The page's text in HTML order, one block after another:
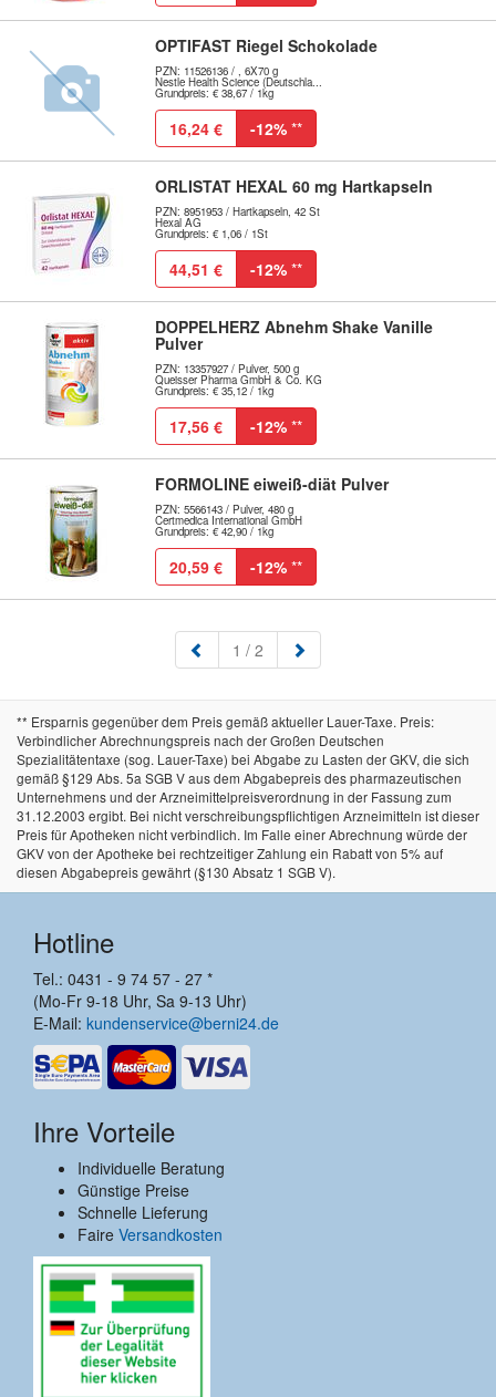
OPTIFAST Riegel Schokolade
PZN: 11526136 / , 6X70 g
Nestle Health Science (Deutschla...
Grundpreis: € 38,67 / 1kg
16,24 € -12% **
ORLISTAT HEXAL 60 mg Hartkapseln
PZN: 8951953 / Hartkapseln, 42 St
Hexal AG
Grundpreis: € 1,06 / 1St
44,51 € -12% **
DOPPELHERZ Abnehm Shake Vanille
Pulver
PZN: 13357927 / Pulver, 500 g
Queisser Pharma GmbH & Co. KG
Grundpreis: € 35,12 / 1kg
17,56 € -12% **
FORMOLINE eiweiß-diät Pulver
PZN: 5566143 / Pulver, 480 g
Certmedica International GmbH
Grundpreis: € 42,90 / 1kg
20,59 € -12% **
1 (aktuell)
/ 2
** Ersparnis gegenüber dem Preis gemäß aktueller Lauer-Taxe. Preis:
Verbindlicher Abrechnungspreis nach der Großen Deutschen
Spezialitätentaxe (sog. Lauer-Taxe) bei Abgabe zu Lasten der GKV, die sich
gemäß §129 Abs. 5a SGB V aus dem Abgabepreis des pharmazeutischen
Unternehmens und der Arzneimittelpreisverordnung in der Fassung zum
31.12.2003 ergibt. Bei nicht verschreibungspflichtigen Arzneimitteln ist dieser
Preis für Apotheken nicht verbindlich. Im Falle einer Abrechnung würde der
GKV von der Apotheke bei rechtzeitiger Zahlung ein Rabatt von 5% auf
diesen Abgabepreis gewährt (§130 Absatz 1 SGB V).
Hotline
Tel.: 0431 - 9 74 57 - 27 *
(Mo-Fr 9-18 Uhr, Sa 9-13 Uhr)
E-Mail: kundenservice@berni24.de
Ihre Vorteile
Individuelle Beratung
Günstige Preise
Schnelle Lieferung
Faire Versandkosten